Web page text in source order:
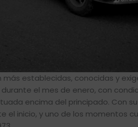
establecidas, conocidas y
el mes de enero, con
encima del principado. Con
inicio, y uno de los momentos